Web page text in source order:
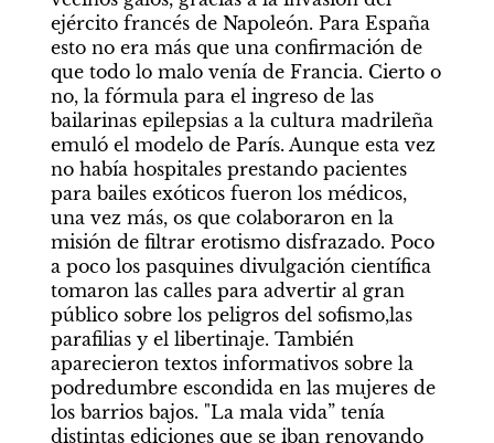
ejército francés de Napoleón. Para España
esto no era más que una confirmación de
que todo lo malo venía de Francia. Cierto o
no, la fórmula para el ingreso de las
bailarinas epilepsias a la cultura madrileña
emuló el modelo de París. Aunque esta vez
no había hospitales prestando pacientes
para bailes exóticos fueron los médicos,
una vez más, os que colaboraron en la
misión de filtrar erotismo disfrazado. Poco
a poco los pasquines divulgación científica
tomaron las calles para advertir al gran
público sobre los peligros del sofismo,las
parafilias y el libertinaje. También
aparecieron textos informativos sobre la
podredumbre escondida en las mujeres de
los barrios bajos. "La mala vida” tenía
distintas ediciones que se iban renovando